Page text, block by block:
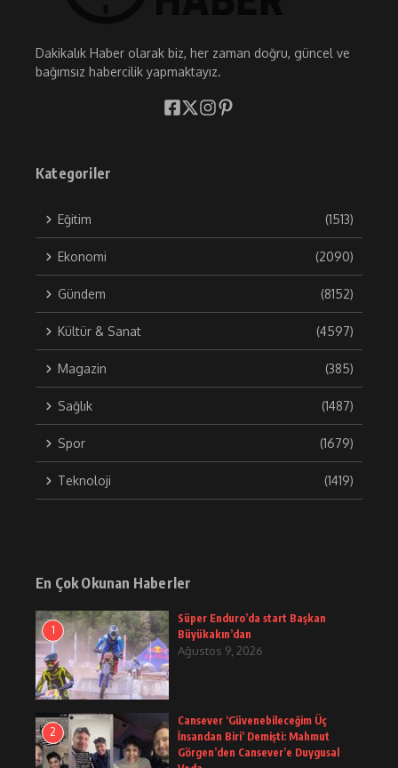
Dakikalık Haber olarak biz, her zaman doğru, güncel ve
bağımsız habercilik yapmaktayız.
Kategoriler
Eğitim (1513)
Ekonomi (2090)
Gündem (8152)
Kültür & Sanat (4597)
Magazin (385)
Sağlık (1487)
Spor (1679)
Teknoloji (1419)
En Çok Okunan Haberler
1
Süper Enduro’da start Başkan
Büyükakın’dan
Ağustos 9, 2026
2
Cansever ‘Güvenebileceğim Üç
İnsandan Biri’ Demişti: Mahmut
Görgen’den Cansever’e Duygusal